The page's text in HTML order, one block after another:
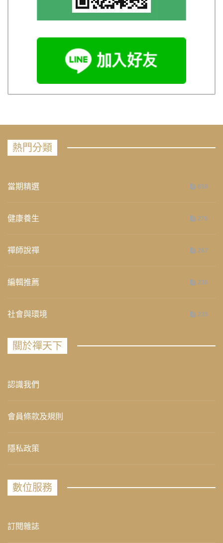
熱門分類
當期精選 658
健康養生 276
禪師說禪 267
編輯推薦 236
社會與環境 235
關於禪天下
認識我們
會員條款及規則
隱私政策
數位服務
訂閱雜誌